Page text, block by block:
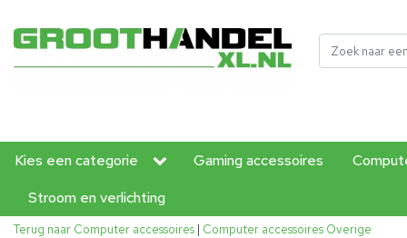
Kies een categorie Gaming accessoires
Stroom en verlichting
Terug naar Computer accessoires | Computer accessoires Overige